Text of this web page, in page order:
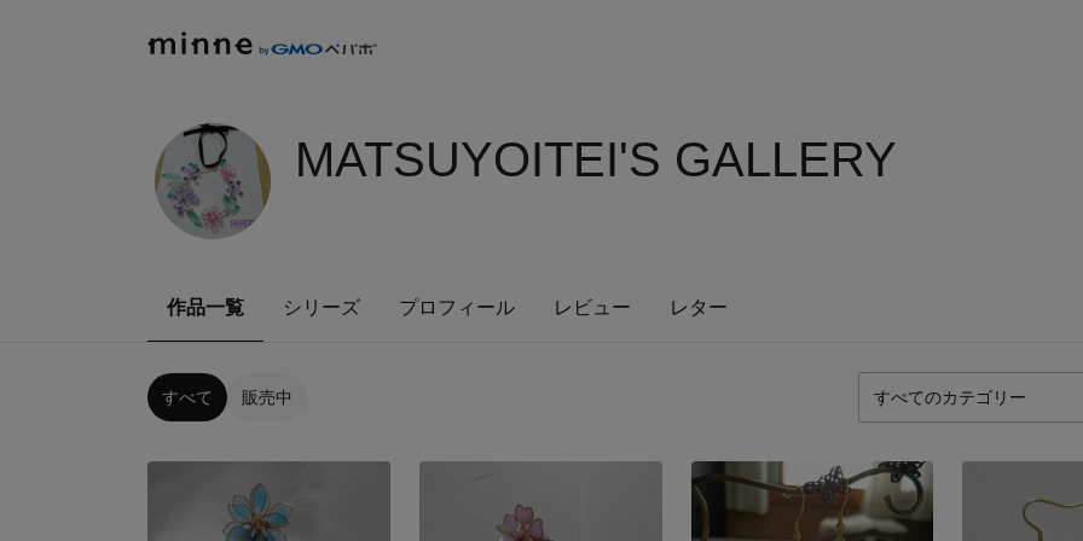
MATSUYOITEI'S GALLERY
作品一覧 シリーズ プロフィール レビュー レター
すべて 販売中